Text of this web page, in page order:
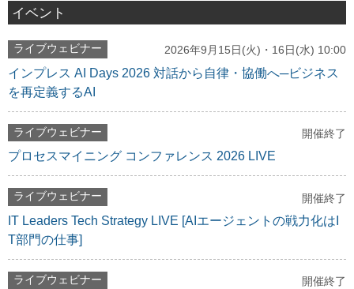
イベント
ライブウェビナー 2026年9月15日(火)・16日(水) 10:00
インプレス AI Days 2026 対話から自律・協働へ─ビジネス
を再定義するAI
ライブウェビナー 開催終了
プロセスマイニング コンファレンス 2026 LIVE
ライブウェビナー 開催終了
IT Leaders Tech Strategy LIVE [AIエージェントの戦力化はI
T部門の仕事]
ライブウェビナー 開催終了